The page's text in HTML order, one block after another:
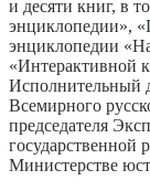
и десяти книг, в
энциклопедии»,
энциклопедии
«Интерактивной
Исполнительный
Всемирного
председателя
государственной
Министерстве